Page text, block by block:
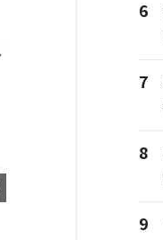
6
7
8
9